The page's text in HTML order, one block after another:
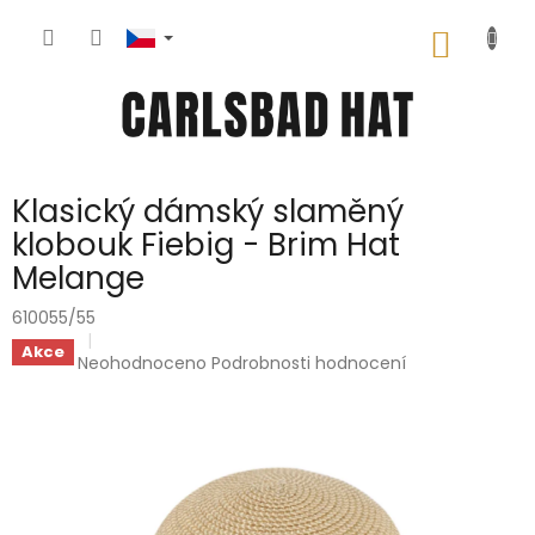
Klasický dámský slaměný
klobouk Fiebig - Brim Hat
Melange
610055/55
Akce Průměrné
hvězdiček.
Neohodnoceno Podrobnosti hodnocení